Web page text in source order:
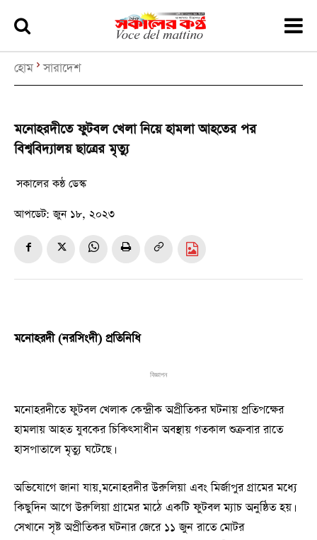
হোম সারাদেশ
মনোহরদীতে ফুটবল খেলা নিয়ে হামলা আহতের পর
বিশ্ববিদ্যালয় ছাত্রের মৃত্যু
সকালের কন্ঠ ডেস্ক
আপডেট: জুন ১৮, ২০২৩
মনোহরদী (নরসিংদী) প্রতিনিধি
বিজ্ঞাপন
মনোহরদীতে ফুটবল খেলাক কেন্দ্রীক অপ্রীতিকর ঘটনায় প্রতিপক্ষের
হামলায় আহত যুবকের চিকিৎসাধীন অবস্থায় গতকাল শুক্রবার রাতে
হাসপাতালে মৃত্যু ঘটেছে।
অভিযোগে জানা যায়,মনোহরদীর উরুলিয়া এবং মির্জাপুর গ্রামের মধ্যে
কিছুদিন আগে উরুলিয়া গ্রামের মাঠে একটি ফুটবল ম্যাচ অনুষ্ঠিত হয়।
সেখানে সৃষ্ট অপ্রীতিকর ঘটনার জেরে ১১ জুন রাতে মোটর